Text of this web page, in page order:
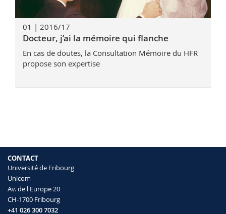
01 | 2016/17
Docteur, j’ai la mémoire qui flanche
En cas de doutes, la Consultation Mémoire du HFR
propose son expertise
CONTACT
Université de Fribourg
Unicom
Av. de l'Europe 20
CH-1700 Fribourg
+41 026 300 7032